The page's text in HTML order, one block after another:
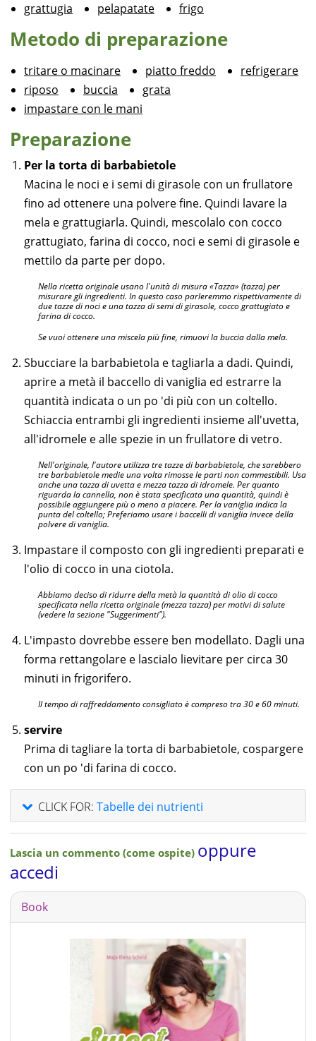
grattugia
pelapatate frigo
Metodo di preparazione
tritare o macinare piatto freddo
refrigerare
riposo
buccia
grata
impastare con le mani
Preparazione
Per la torta di barbabietole
Macina le noci e i semi di girasole con un frullatore
fino ad ottenere una polvere fine. Quindi lavare la
mela e grattugiarla. Quindi, mescolalo con cocco
grattugiato, farina di cocco, noci e semi di girasole e
mettilo da parte per dopo.
Nella ricetta originale usano l'unità di misura «Tazza» (tazza) per
misurare gli ingredienti. In questo caso parleremmo rispettivamente di
due tazze di noci e una tazza di semi di girasole, cocco grattugiato e
farina di cocco.
Se vuoi ottenere una miscela più fine, rimuovi la buccia dalla mela.
Sbucciare la barbabietola e tagliarla a dadi. Quindi,
aprire a metà il baccello di vaniglia ed estrarre la
quantità indicata o un po 'di più con un coltello.
Schiaccia entrambi gli ingredienti insieme all'uvetta,
all'idromele e alle spezie in un frullatore di vetro.
Nell'originale, l'autore utilizza tre tazze di barbabietole, che sarebbero
tre barbabietole medie una volta rimosse le parti non commestibili. Usa
anche una tazza di uvetta e mezza tazza di idromele. Per quanto
riguarda la cannella, non è stata specificata una quantità, quindi è
possibile aggiungere più o meno a piacere. Per la vaniglia indica la
punta del coltello; Preferiamo usare i baccelli di vaniglia invece della
polvere di vaniglia.
Impastare il composto con gli ingredienti preparati e
l'olio di cocco in una ciotola.
Abbiamo deciso di ridurre della metà la quantità di olio di cocco
specificata nella ricetta originale (mezza tazza) per motivi di salute
(vedere la sezione "Suggerimenti").
L'impasto dovrebbe essere ben modellato. Dagli una
forma rettangolare e lascialo lievitare per circa 30
minuti in frigorifero.
Il tempo di raffreddamento consigliato è compreso tra 30 e 60 minuti.
servire
Prima di tagliare la torta di barbabietole, cospargere
con un po 'di farina di cocco.
CLICK FOR: Tabelle dei nutrienti
Lascia un commento (come ospite) oppure
accedi
Book